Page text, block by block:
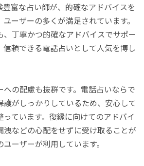
豊富な占い師が、的確なアドバイスを
ーザーの多くが満足されています。
丁寧かつ的確なアドバイスでサポー
信頼できる電話占いとして人気を博し
への配慮も抜群です。電話占いならで
護がしっかりしているため、安心して
ています。復縁に向けてのアドバイ
洩などの心配をせずに受け取ることが
ーザーが利用しています。